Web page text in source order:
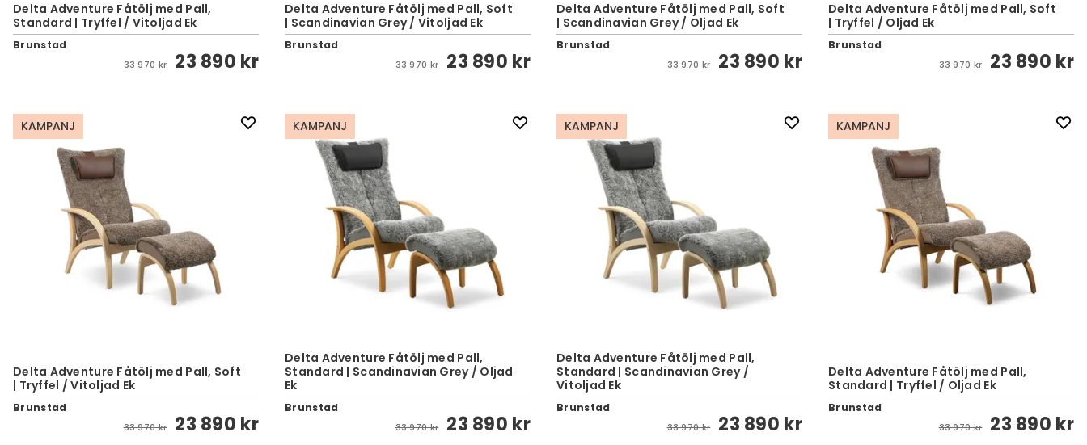
Delta Adventure Fåtölj med Pall,
Standard | Tryffel / Vitoljad Ek
Brunstad
33 970 kr 23 890 kr
Delta Adventure Fåtölj med Pall, Soft
| Scandinavian Grey / Vitoljad Ek
Brunstad
33 970 kr 23 890 kr
Delta Adventure Fåtölj med Pall, Soft
| Scandinavian Grey / Oljad Ek
Brunstad
33 970 kr 23 890 kr
Delta Adventure Fåtölj med Pall, Soft
| Tryffel / Oljad Ek
Brunstad
33 970 kr 23 890 kr
KAMPANJ
Delta Adventure Fåtölj med Pall, Soft
| Tryffel / Vitoljad Ek
Brunstad
33 970 kr 23 890 kr
KAMPANJ
Delta Adventure Fåtölj med Pall,
Standard | Scandinavian Grey / Oljad
Ek
Brunstad
33 970 kr 23 890 kr
KAMPANJ
Delta Adventure Fåtölj med Pall,
Standard | Scandinavian Grey /
Vitoljad Ek
Brunstad
33 970 kr 23 890 kr
KAMPANJ
Delta Adventure Fåtölj med Pall,
Standard | Tryffel / Oljad Ek
Brunstad
33 970 kr 23 890 kr